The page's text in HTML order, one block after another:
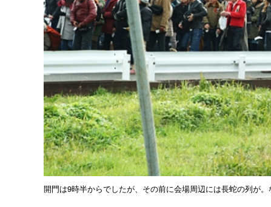
開門は9時半からでしたが、その前に会場周辺には長蛇の列が